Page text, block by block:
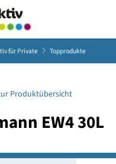
für Private Topprodukte
Produktübersicht
EW4 30L